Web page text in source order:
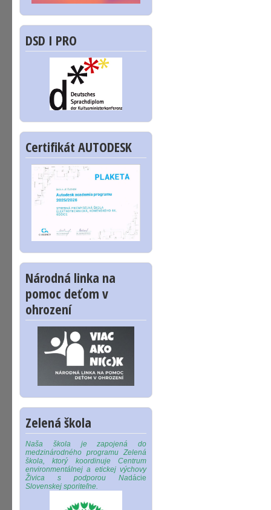
DSD I PRO
Certifikát AUTODESK
Národná linka na
pomoc deťom v
ohrození
Zelená škola
Naša škola je zapojená do
medzinárodného programu Zelená
škola, ktorý koordinuje Centrum
environmentálnej a etickej výchovy
Živica s podporou Nadácie
Slovenskej sporiteľne.